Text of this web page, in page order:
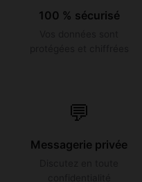
100 % sécurisé
💬
Messagerie privée